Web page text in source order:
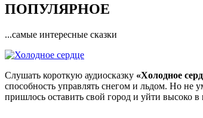
ПОПУЛЯРНОЕ
...самые интересные сказки
Слушать короткую аудиосказку «Холодное
способность управлять снегом и льдом. Но не
пришлось оставить свой город и уйти высоко